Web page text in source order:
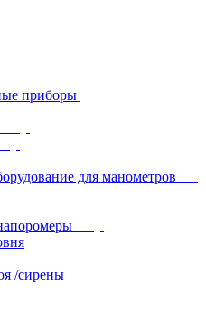
приборы
для манометров
/сирены